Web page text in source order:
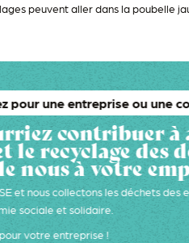
peuvent aller dans la poubelle
pour une entreprise ou une
contribuer à
le recyclage des
nous à votre
et nous collectons les déchets
sociale et solidaire.
votre entreprise !